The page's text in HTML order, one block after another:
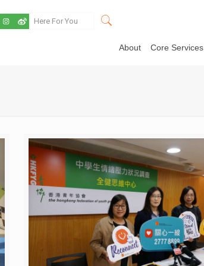
About Core Services